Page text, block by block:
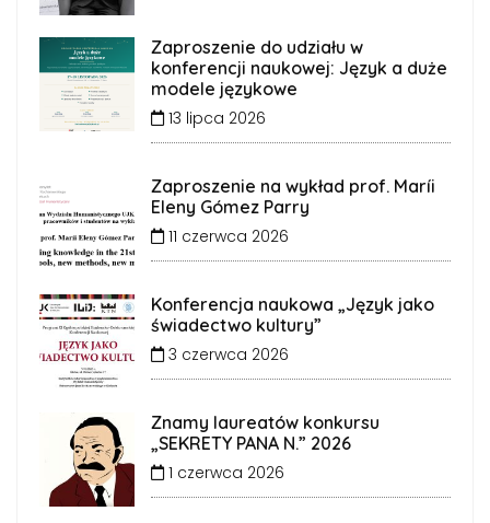
Zaproszenie do udziału w
konferencji naukowej: Język a duże
modele językowe
13 lipca 2026
Zaproszenie na wykład prof. Maríi
Eleny Gómez Parry
11 czerwca 2026
Konferencja naukowa „Język jako
świadectwo kultury”
3 czerwca 2026
Znamy laureatów konkursu
„SEKRETY PANA N.” 2026
1 czerwca 2026